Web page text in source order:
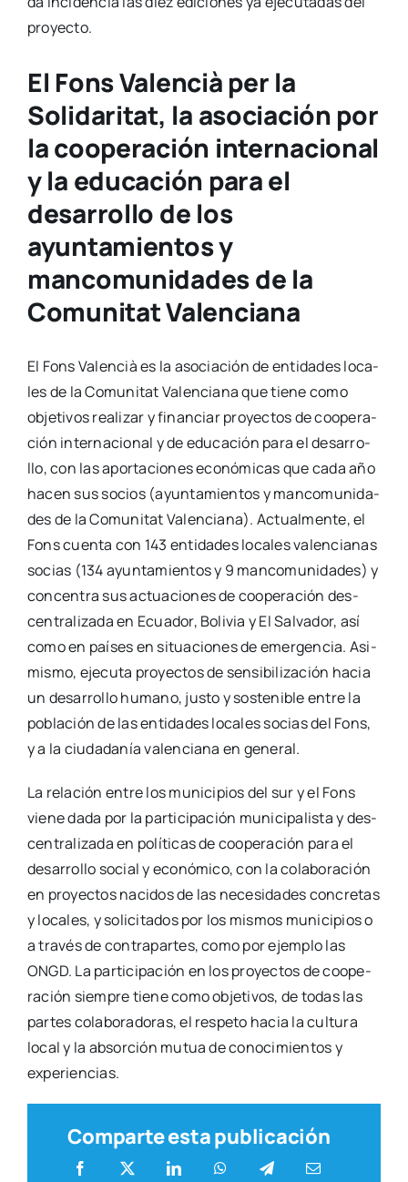
pro­yec­to.
El Fons Valencià per la
Solidaritat, la asociación por
la cooperación internacional
y la educación para el
desarrollo de los
ayuntamientos y
mancomunidades de la
Comunitat Valenciana
El Fons Valen­cià es la aso­cia­ción de enti­da­des loca­
les de la Comu­ni­tat Valen­cia­na que tie­ne como
obje­ti­vos rea­li­zar y finan­ciar pro­yec­tos de coope­ra­
ción inter­na­cio­nal y de edu­ca­ción para el desa­rro­
llo, con las apor­ta­cio­nes eco­nó­mi­cas que cada año
hacen sus socios (ayun­ta­mien­tos y man­co­mu­ni­da­
des de la Comu­ni­tat Valen­cia­na). Actual­men­te, el
Fons cuen­ta con 143 enti­da­des loca­les valen­cia­nas
socias (134 ayun­ta­mien­tos y 9 man­co­mu­ni­da­des) y
con­cen­tra sus actua­cio­nes de coope­ra­ción des­
cen­tra­li­za­da en Ecua­dor, Boli­via y El Sal­va­dor, así
como en paí­ses en situa­cio­nes de emer­gen­cia. Asi­
mis­mo, eje­cu­ta pro­yec­tos de sen­si­bi­li­za­ción hacia
un desa­rro­llo humano, jus­to y sos­te­ni­ble entre la
pobla­ción de las enti­da­des loca­les socias del Fons,
y a la ciu­da­da­nía valen­cia­na en gene­ral.
La rela­ción entre los muni­ci­pios del sur y el Fons
vie­ne dada por la par­ti­ci­pa­ción muni­ci­pa­lis­ta y des­
cen­tra­li­za­da en polí­ti­cas de coope­ra­ción para el
desa­rro­llo social y eco­nó­mi­co, con la cola­bo­ra­ción
en pro­yec­tos naci­dos de las nece­si­da­des con­cre­tas
y loca­les, y soli­ci­ta­dos por los mis­mos muni­ci­pios o
a tra­vés de con­tra­par­tes, como por ejem­plo las
ONGD. La par­ti­ci­pa­ción en los pro­yec­tos de coope­
ra­ción siem­pre tie­ne como obje­ti­vos, de todas las
par­tes cola­bo­ra­do­ras, el res­pe­to hacia la cul­tu­ra
local y la absor­ción mutua de cono­ci­mien­tos y
expe­rien­cias.
Comparte esta publicación